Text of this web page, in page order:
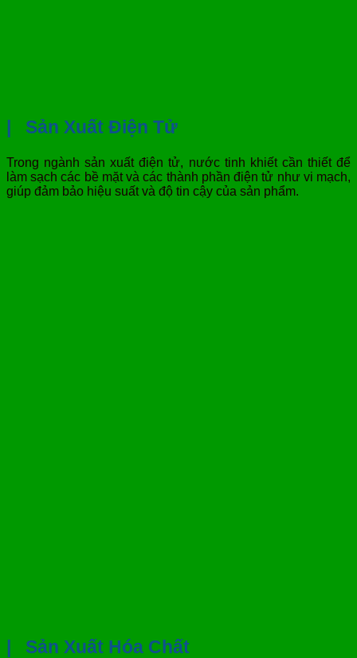
Sản Xuất Điện Tử
Trong ngành sản xuất điện tử, nước tinh khiết cần thiết để
làm sạch các bề mặt và các thành phần điện tử như vi mạch,
giúp đảm bảo hiệu suất và độ tin cậy của sản phẩm.
| Sản Xuất Hóa Chất